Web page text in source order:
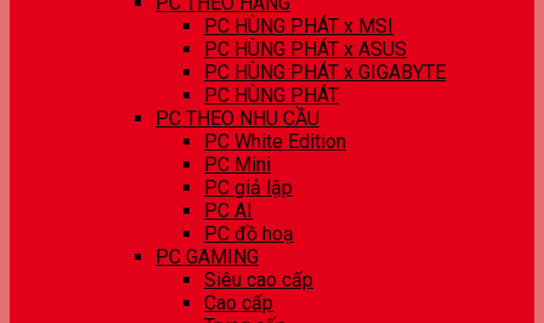
PC HÙNG PHÁT x MSI
PC HÙNG PHÁT x ASUS
PC HÙNG PHÁT x GIGABYTE
PC HÙNG PHÁT
PC THEO NHU CẦU
PC White Edition
PC Mini
PC giả lập
PC AI
PC đồ hoạ
PC GAMING
Siêu cao cấp
Cao cấp